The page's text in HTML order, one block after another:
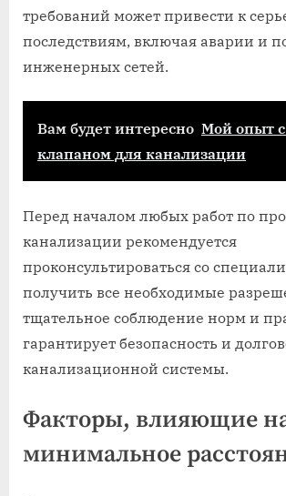
требований может привести к
последствиям, включая аварии и
инженерных сетей.
Вам будет интересно Мой опыт
клапаном для канализации
Перед началом любых работ по
канализации рекомендуется
проконсультироваться со
получить все необходимые
тщательное соблюдение норм и
гарантирует безопасность и
канализационной системы.
Факторы, влияющие
минимальное